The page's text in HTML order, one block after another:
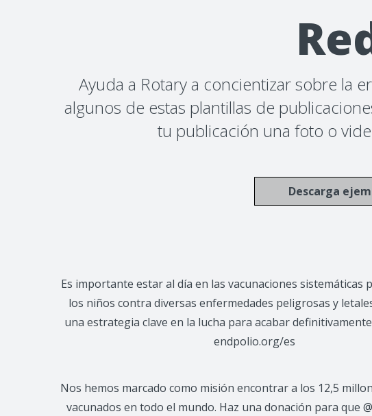
Ayuda a Rotary a concientizar sobre la
algunos de estas plantillas de
tu publicación una foto o
Descarga
Es importante estar al día en las vacunaciones sistemáticas
los niños contra diversas enfermedades peligrosas y
una estrategia clave en la lucha para acabar
endpolio.org/es
Nos hemos marcado como misión encontrar a los 12,5
vacunados en todo el mundo. Haz una donación para que